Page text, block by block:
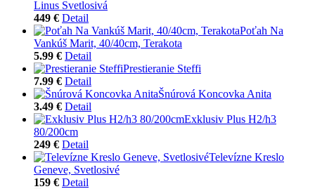
Linus Svetlosivá
449 € Detail
Poťah Na
Vankúš Marit, 40/40cm, Terakota
5.99 € Detail
Prestieranie Steffi
7.99 € Detail
Šnúrová Koncovka Anita
3.49 € Detail
Exklusiv Plus H2/h3
80/200cm
249 € Detail
Televízne Kreslo
Geneve, Svetlosivé
159 € Detail